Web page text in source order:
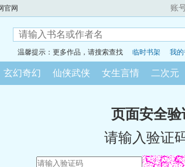
官网 账
温馨提示：更多作品，请搜索查找 临时书架 我
玄幻奇幻 仙侠武侠 女生言情 二次元
页面安全验
请输入验证